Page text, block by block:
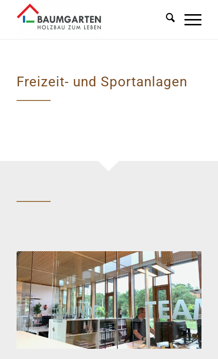
Freizeit- und Sportanlagen